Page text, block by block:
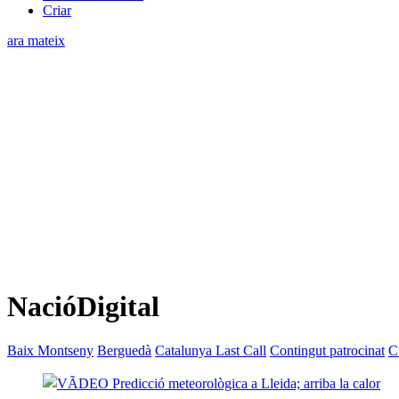
Criar
ara mateix
NacióDigital
Baix Montseny Berguedà Catalunya Last Call Contingut patrocinat